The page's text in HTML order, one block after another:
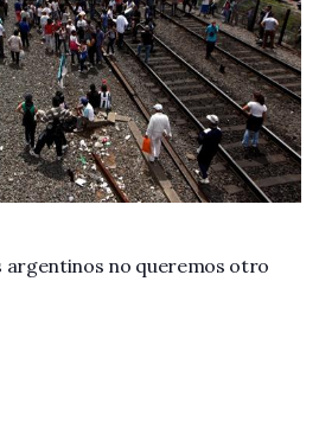
argentinos no queremos otro